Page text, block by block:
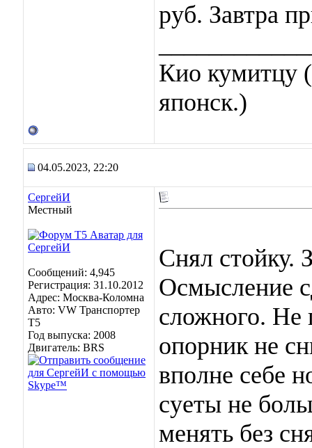
руб. Завтра
Кио кумитцу
японск.)
04.05.2023, 22:20
СергейИ
Местный
Сообщений: 4,945
Регистрация: 31.10.2012
Адрес: Москва-Коломна
Авто: VW Транспортер
Т5
Год выпуска: 2008
Двигатель: BRS
Снял стойку.
Осмысление
сложного. Не
опорник не
вполне себе
суеты не
менять без